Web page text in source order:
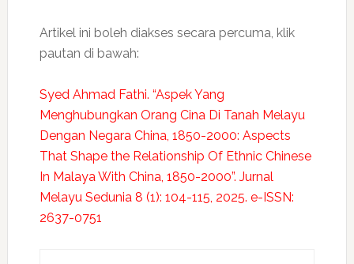
Artikel ini boleh diakses secara percuma, klik
pautan di bawah:
Syed Ahmad Fathi. “Aspek Yang
Menghubungkan Orang Cina Di Tanah Melayu
Dengan Negara China, 1850-2000: Aspects
That Shape the Relationship Of Ethnic Chinese
In Malaya With China, 1850-2000”. Jurnal
Melayu Sedunia 8 (1): 104-115, 2025. e-ISSN:
2637-0751